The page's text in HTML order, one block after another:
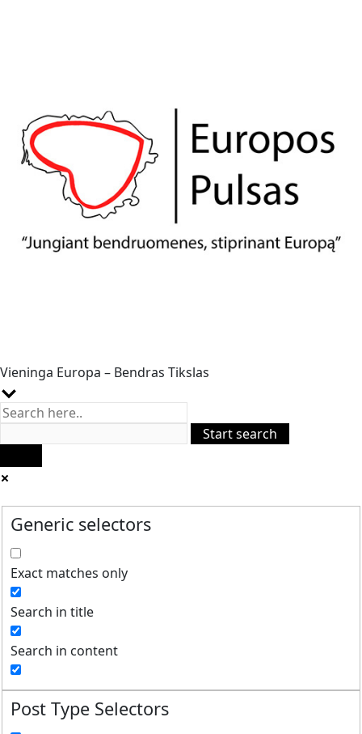
Vieninga Europa – Bendras Tikslas
Generic selectors
Exact matches only
Search in title
Search in content
Post Type Selectors